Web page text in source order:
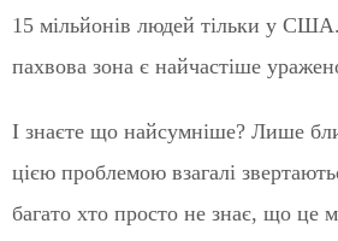
15 мільйонів людей тільки у
пахвова зона є найчастіше
І знаєте що найсумніше? Лише
цією проблемою взагалі
багато хто просто не знає, що це